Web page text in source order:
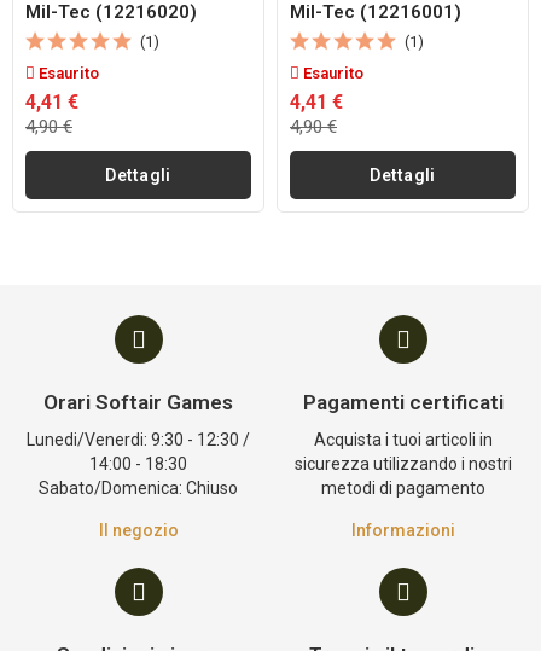
Mil-Tec (12216020)
(1)
Esaurito
4,41 €
4,90 €
Dettagli
Mil-Tec (12216001)
(1)
Esaurito
4,41 €
4,90 €
Dettagli
Orari Softair Games
Lunedi/Venerdi: 9:30 - 12:30 /
14:00 - 18:30
Sabato/Domenica: Chiuso
Il negozio
Pagamenti certificati
Acquista i tuoi articoli in
sicurezza utilizzando i nostri
metodi di pagamento
Informazioni